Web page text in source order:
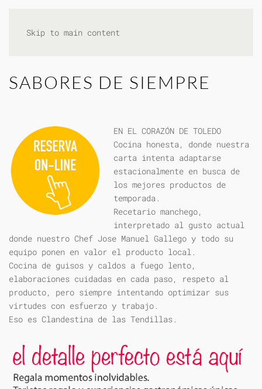
Skip to main content
SABORES DE SIEMPRE
EN EL CORAZÓN DE TOLEDO
Cocina honesta, donde nuestra
carta intenta adaptarse
estacionalmente en busca de
los mejores productos de
temporada.
Recetario manchego,
interpretado al gusto actual
donde nuestro Chef Jose Manuel Gallego y todo su
equipo ponen en valor el producto local.
Cocina de guisos y caldos a fuego lento,
elaboraciones cuidadas en cada paso, respeto al
producto, pero siempre intentando optimizar sus
virtudes con esfuerzo y trabajo.
Eso es Clandestina de las Tendillas.